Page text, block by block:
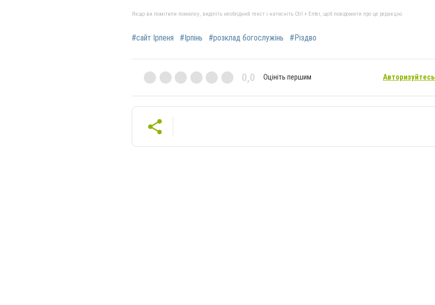
Якщо ви помітили помилку, виділіть необхідний текст і натисніть Ctrl + Enter, щоб повідомити про це редакцію
#сайт Ірпеня #Ірпінь #розклад богослужінь #Різдво
0,0 Оцініть першим Авторизуйтесь